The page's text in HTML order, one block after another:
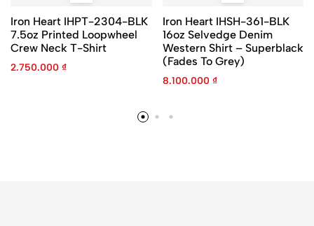
Iron Heart IHPT-2304-BLK
7.5oz Printed Loopwheel
Crew Neck T-Shirt
2.750.000 ₫
Iron Heart IHSH-361-BLK
16oz Selvedge Denim
Western Shirt – Superblack
(Fades To Grey)
8.100.000 ₫